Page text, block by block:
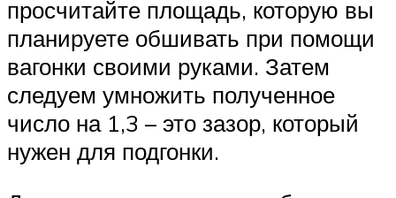
просчитайте площадь, которую вы
планируете обшивать при помощи
вагонки своими руками. Затем
следуем умножить полученное
число на 1,3 – это зазор, который
нужен для подгонки.